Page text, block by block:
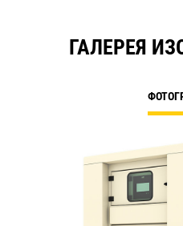
ГАЛЕРЕЯ